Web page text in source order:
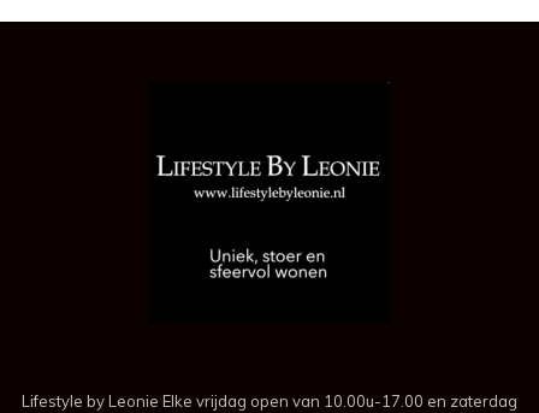
Lifestyle by Leonie Elke vrijdag open van 10.00u-17.00 en zaterdag